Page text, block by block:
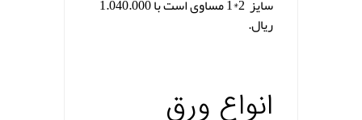
ریال.
انواع ورق